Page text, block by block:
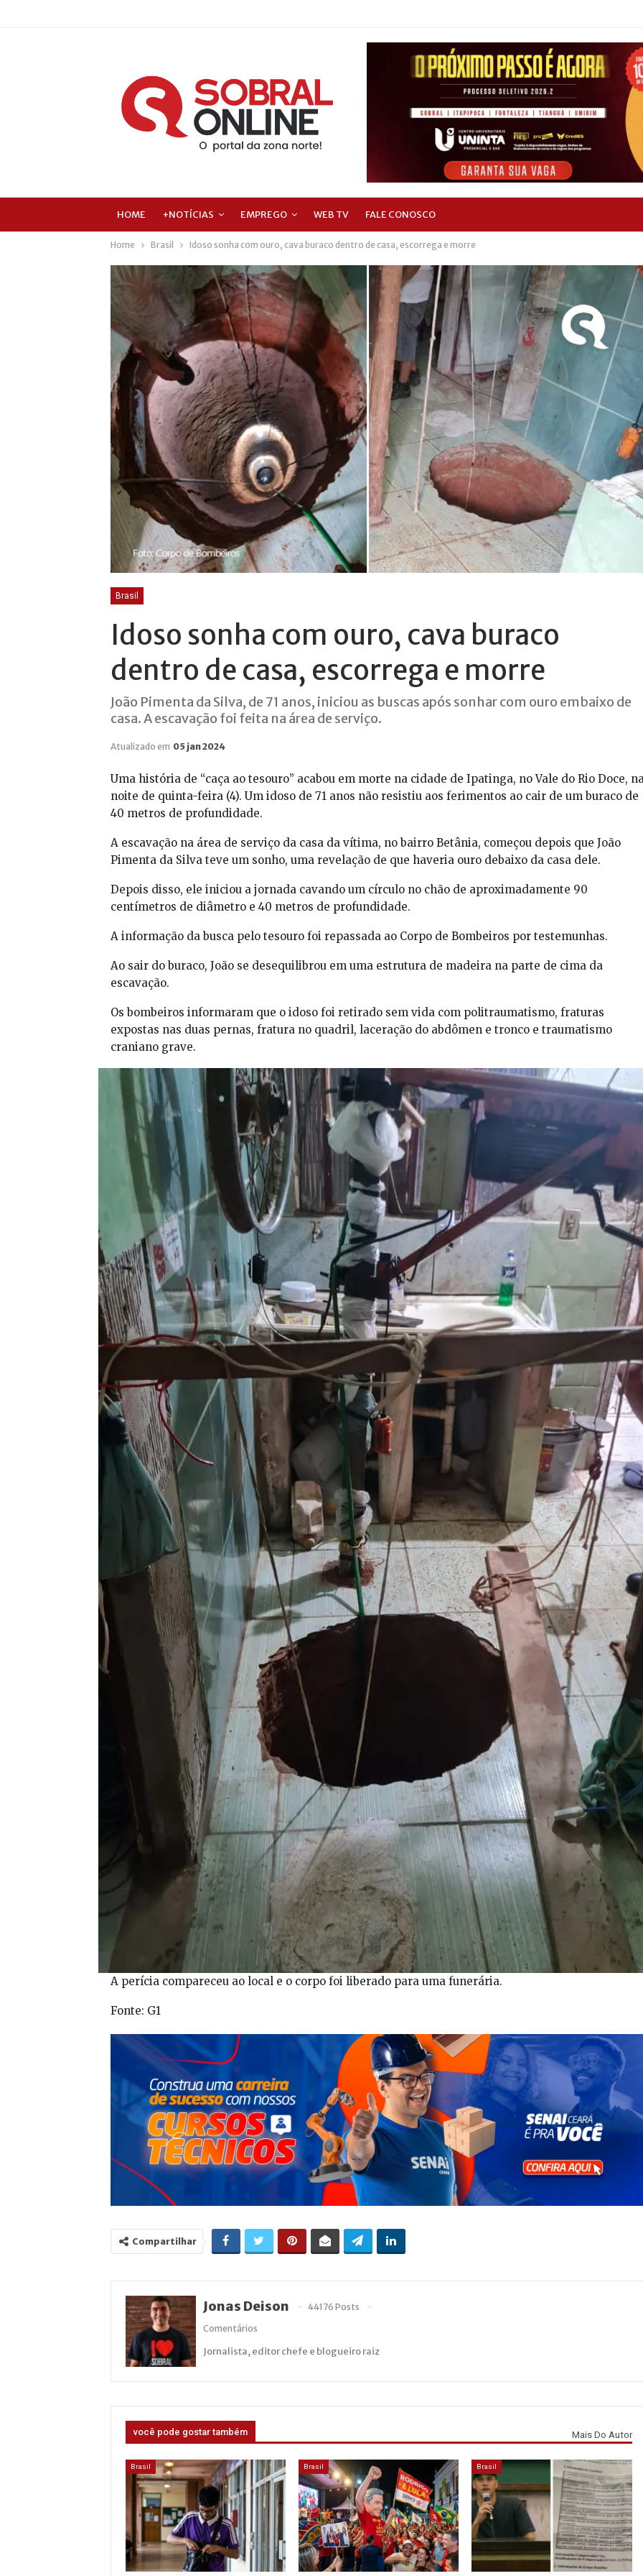
HOME +NOTÍCIAS EMPREGO WEB TV FALE CONOSCO
Home Brasil Idoso sonha com ouro, cava buraco dentro de casa, escorrega e morre
Brasil
Idoso sonha com ouro, cava buraco
dentro de casa, escorrega e morre
João Pimenta da Silva, de 71 anos, iniciou as buscas após sonhar com ouro embaixo de
casa. A escavação foi feita na área de serviço.
Atualizado em 05 jan 2024
Uma história de “caça ao tesouro” acabou em morte na cidade de Ipatinga, no Vale do Rio Doce,
noite de quinta-feira (4). Um idoso de 71 anos não resistiu aos ferimentos ao cair de um buraco de
40 metros de profundidade.
A escavação na área de serviço da casa da vítima, no bairro Betânia, começou depois que João
Pimenta da Silva teve um sonho, uma revelação de que haveria ouro debaixo da casa dele.
Depois disso, ele iniciou a jornada cavando um círculo no chão de aproximadamente 90
centímetros de diâmetro e 40 metros de profundidade.
A informação da busca pelo tesouro foi repassada ao Corpo de Bombeiros por testemunhas.
Ao sair do buraco, João se desequilibrou em uma estrutura de madeira na parte de cima da
escavação.
Os bombeiros informaram que o idoso foi retirado sem vida com politraumatismo, fraturas
expostas nas duas pernas, fratura no quadril, laceração do abdômen e tronco e traumatismo
craniano grave.
A perícia compareceu ao local e o corpo foi liberado para uma funerária.
Fonte: G1
Compartilhar
Jonas Deison
44176 Posts
Comentários
Jornalista, editor chefe e blogueiro raiz
você pode gostar também Mais Do Autor
Brasil Brasil Brasil